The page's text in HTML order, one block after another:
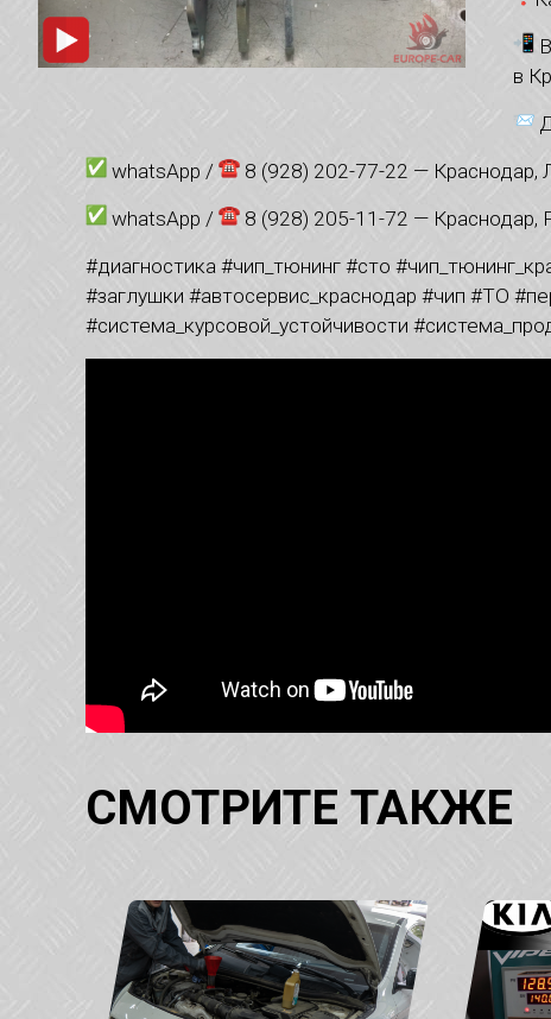
в
whatsApp /
8 (928) 202-77-22 —
whatsApp /
8 (928) 205-11-72 — Краснодар,
#диагностика #чип_тюнинг #сто
#заглушки #автосервис_краснодар #чип #ТО
#система_курсовой_устойчивости
СМОТРИТЕ ТАКЖЕ